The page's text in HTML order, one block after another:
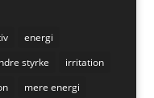
energi
styrke
irritation
mere energi